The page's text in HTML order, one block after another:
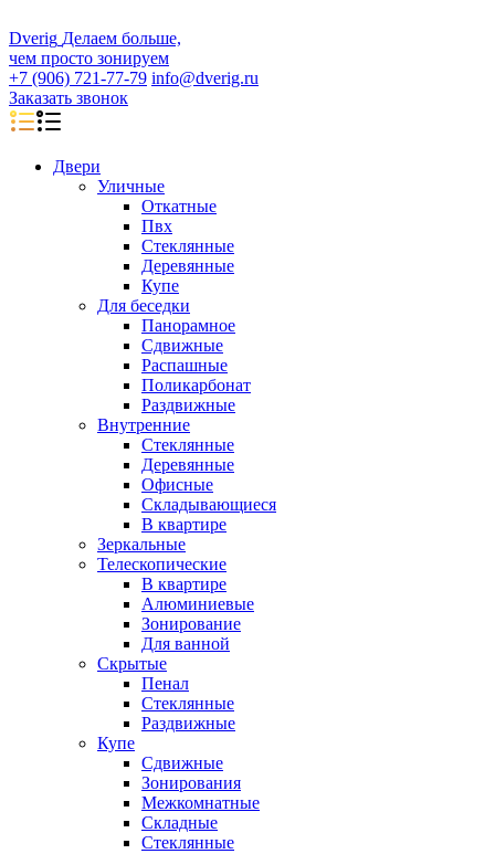
Dverig Делаем больше,
чем просто зонируем
+7 (906) 721-77-79 info@dverig.ru
Заказать звонок
Двери
Уличные
Откатные
Пвх
Стеклянные
Деревянные
Купе
Для беседки
Панорамное
Сдвижные
Распашные
Поликарбонат
Раздвижные
Внутренние
Стеклянные
Деревянные
Офисные
Складывающиеся
В квартире
Зеркальные
Телескопические
В квартире
Алюминиевые
Зонирование
Для ванной
Скрытые
Пенал
Стеклянные
Раздвижные
Купе
Сдвижные
Зонирования
Межкомнатные
Складные
Стеклянные